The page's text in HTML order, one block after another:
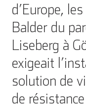
d’Europe,
Balder du
Liseberg à
exigeait
solution de
de